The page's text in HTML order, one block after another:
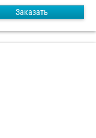
Заказать